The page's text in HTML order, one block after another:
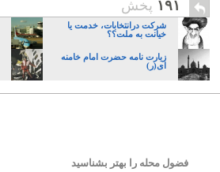
۱۹۱ پخش
شرکت درانتخابات، خدمت یا
خیانت به ملت؟؟
زیارت نامه حضرت امام خامنه
ای(ر)
فضول محله را بهتر بشناسید